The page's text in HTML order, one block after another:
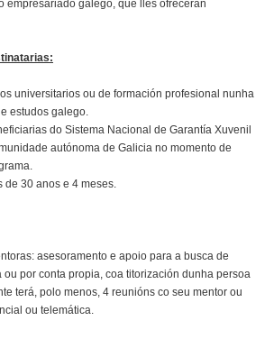
empresariado galego, que lles ofrecerán
universitarios ou de formación profesional nunha
estudos galego.
do Sistema Nacional de Garantía Xuvenil
autónoma de Galicia no momento de
de 30 anos e 4 meses.
asesoramento e apoio para a busca de
por conta propia, coa titorización dunha persoa
terá, polo menos, 4 reunións co seu mentor ou
ou telemática.